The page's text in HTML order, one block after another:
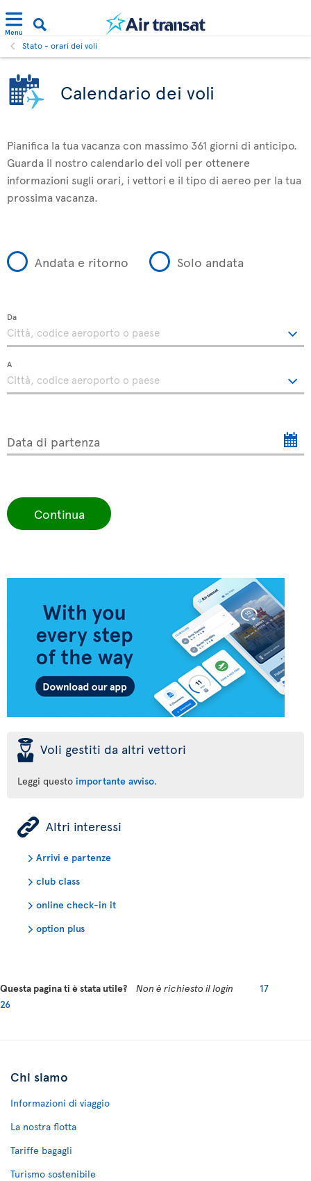
Menu
Stato - orari dei voli
Calendario dei voli
Pianifica la tua vacanza con massimo 361 giorni di anticipo.
Guarda il nostro calendario dei voli per ottenere
informazioni sugli orari, i vettori e il tipo di aereo per la tua
prossima vacanza.
Andata e ritorno Solo andata
Da
A
Data di partenza
Continua
þ Voli gestiti da altri vettori
Leggi questo importante avviso.
ÿ Altri interessi
Arrivi e partenze
club class
online check-in it
option plus
Questa pagina ti è stata utile? Non è richiesto il login
17
26
Chi siamo
Informazioni di viaggio
La nostra flotta
Tariffe bagagli
Turismo sostenibile